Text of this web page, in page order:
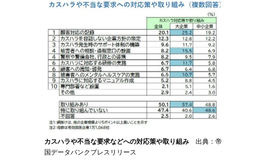
カスハラや不当な要求などへの対応策や取り組み 出典：帝
国データバンクプレスリリース